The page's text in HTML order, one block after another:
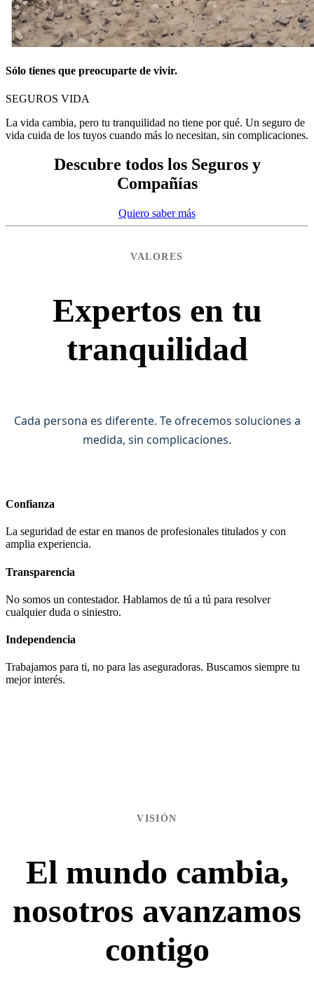
Sólo tienes que preocuparte de vivir.
SEGUROS VIDA
La vida cambia, pero tu tranquilidad no tiene por qué. Un seguro de
vida cuida de los tuyos cuando más lo necesitan, sin complicaciones.
Descubre todos los Seguros y
Compañías
Quiero saber más
VALORES
Expertos en tu
tranquilidad
Cada persona es diferente. Te ofrecemos soluciones a
medida, sin complicaciones.
Confianza
La seguridad de estar en manos de profesionales titulados y con
amplia experiencia.
Transparencia
No somos un contestador. Hablamos de tú a tú para resolver
cualquier duda o siniestro.
Independencia
Trabajamos para ti, no para las aseguradoras. Buscamos siempre tu
mejor interés.
VISIÓN
El mundo cambia,
nosotros avanzamos
contigo